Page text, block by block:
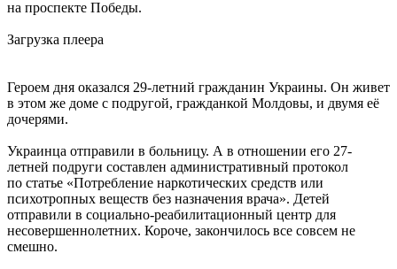
на проспекте Победы.
Загрузка плеера
Героем дня оказался 29-летний гражданин Украины. Он живет
в этом же доме с подругой, гражданкой Молдовы, и двумя её
дочерями.
Украинца отправили в больницу. А в отношении его 27-
летней подруги составлен административный протокол
по статье «Потребление наркотических средств или
психотропных веществ без назначения врача». Детей
отправили в социально-реабилитационный центр для
несовершеннолетних. Короче, закончилось все совсем не
смешно.